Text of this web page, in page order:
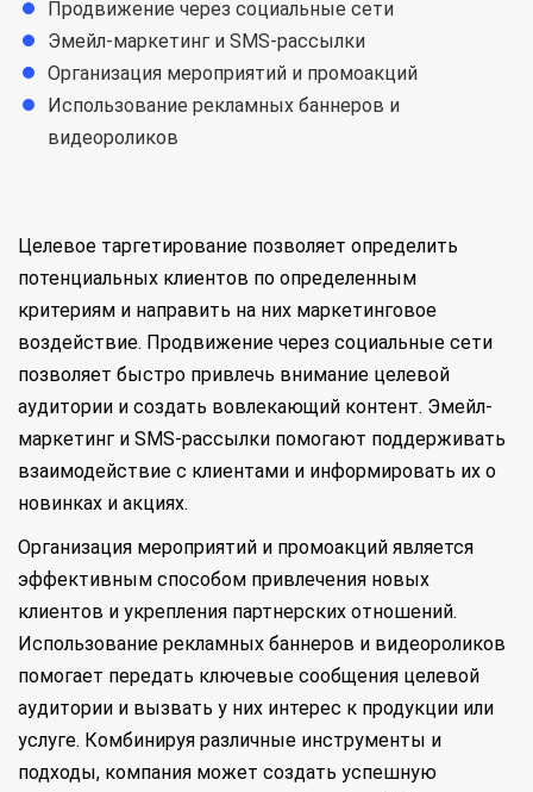
Продвижение через социальные сети
Эмейл-маркетинг и SMS-рассылки
Организация мероприятий и промоакций
Использование рекламных баннеров и
видеороликов
Целевое таргетирование позволяет определить
потенциальных клиентов по определенным
критериям и направить на них маркетинговое
воздействие. Продвижение через социальные сети
позволяет быстро привлечь внимание целевой
аудитории и создать вовлекающий контент. Эмейл-
маркетинг и SMS-рассылки помогают поддерживать
взаимодействие с клиентами и информировать их о
новинках и акциях.
Организация мероприятий и промоакций является
эффективным способом привлечения новых
клиентов и укрепления партнерских отношений.
Использование рекламных баннеров и видеороликов
помогает передать ключевые сообщения целевой
аудитории и вызвать у них интерес к продукции или
услуге. Комбинируя различные инструменты и
подходы, компания может создать успешную